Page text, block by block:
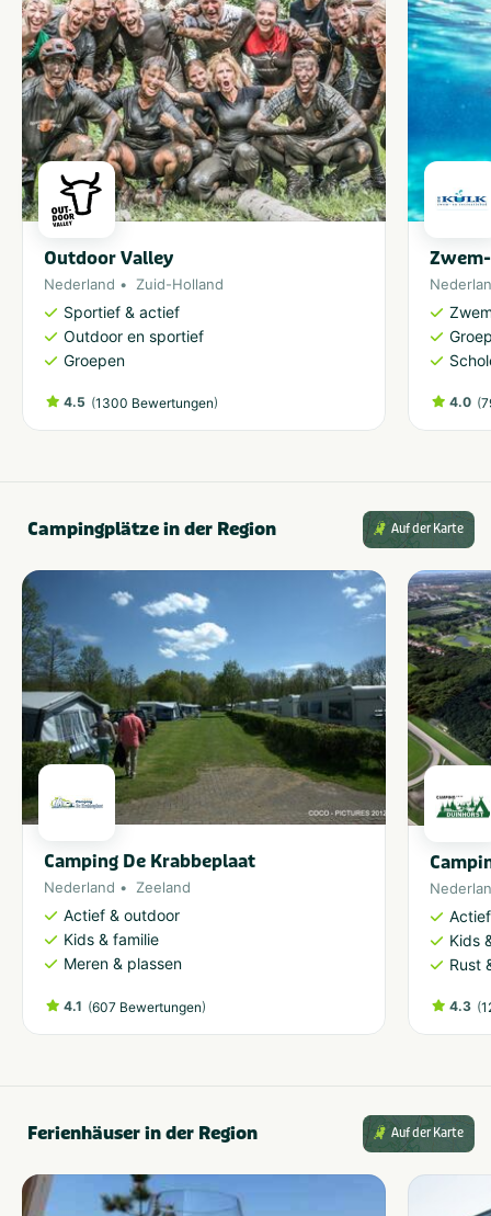
Outdoor Valley
Nederland Zuid-Holland
Sportief & actief
Outdoor en sportief
Groepen
4.5 (1300 Bewertungen) 4.0 (
Campingplätze in der Region Auf der Karte
Camping De Krabbeplaat
Nederland Zeeland
Actief & outdoor
Kids & familie
Meren & plassen
4.1 (607 Bewertungen)
Kids
Rust
4.3 (
Ferienhäuser in der Region Auf der Karte